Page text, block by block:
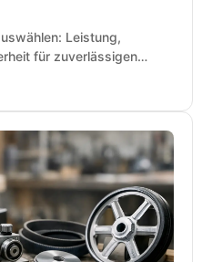
Leistung,
für zuverlässigen